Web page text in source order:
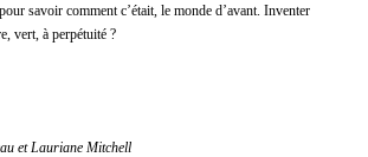
savoir comment c’était, le monde d’avant. Inventer
vert, à perpétuité ?
et Lauriane Mitchell